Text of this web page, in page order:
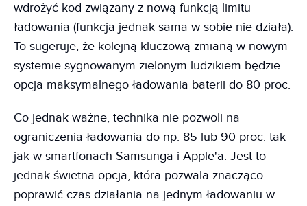
wdrożyć kod związany z nową funkcją limitu
ładowania (funkcja jednak sama w sobie nie działa).
To sugeruje, że kolejną kluczową zmianą w nowym
systemie sygnowanym zielonym ludzikiem będzie
opcja maksymalnego ładowania baterii do 80 proc.
Co jednak ważne, technika nie pozwoli na
ograniczenia ładowania do np. 85 lub 90 proc. tak
jak w smartfonach Samsunga i Apple'a. Jest to
jednak świetna opcja, która pozwala znacząco
poprawić czas działania na jednym ładowaniu w